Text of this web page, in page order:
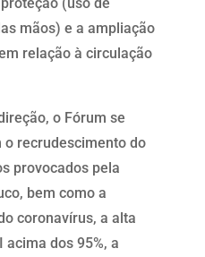
mãos) e a ampliação
relação à circulação
o Fórum se
recrudescimento do
provocados pela
bem como a
coronavírus, a alta
acima dos 95%, a